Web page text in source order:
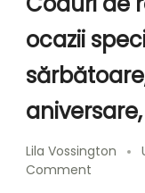
ocazii
Lila Vossington
Comment